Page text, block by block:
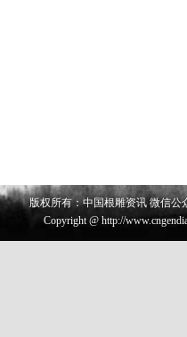
版权所有：中国根雕资讯 微信公
Copyright @ http://